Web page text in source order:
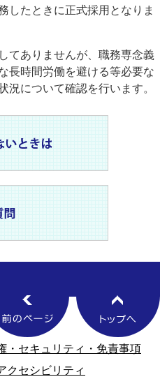
したときに正式採用となりま
てありませんが、職務専念義
長時間労働を避ける等必要な
況について確認を行います。
・セキュリティ・免責事項
クセシビリティ